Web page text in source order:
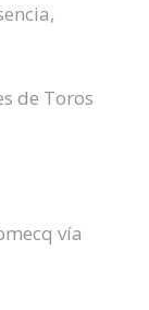
de Toros
vía